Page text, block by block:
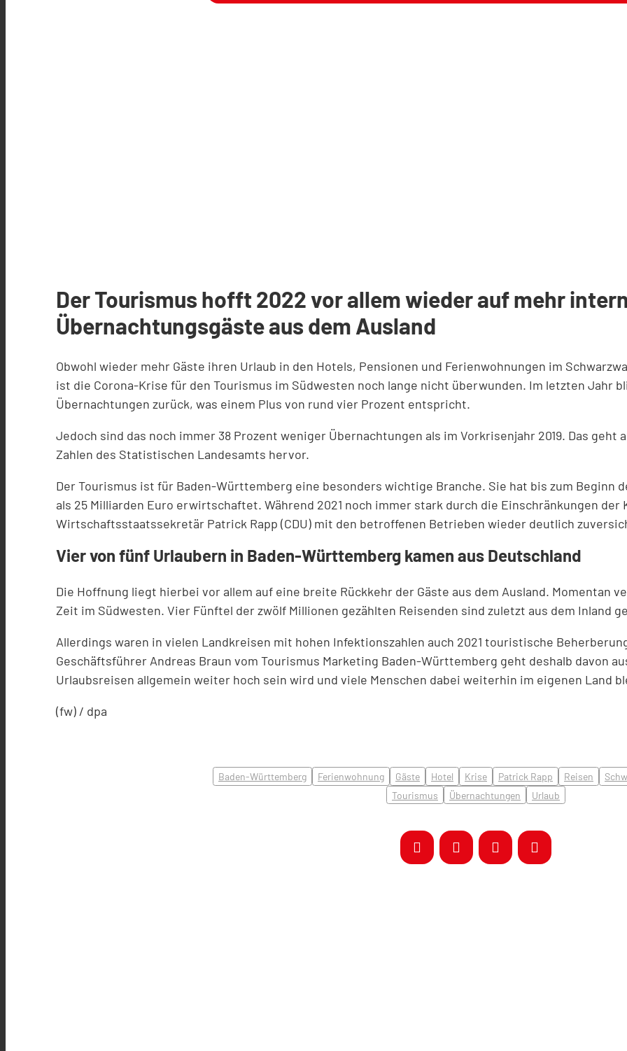
Der Tourismus hofft 2022 vor allem wieder auf mehr
Übernachtungsgäste aus dem Ausland
Obwohl wieder mehr Gäste ihren Urlaub in den Hotels, Pensionen und Ferienwohnungen im
ist die Corona-Krise für den Tourismus im Südwesten noch lange nicht überwunden. Im letzten Jahr
Übernachtungen zurück, was einem Plus von rund vier Prozent entspricht.
Jedoch sind das noch immer 38 Prozent weniger Übernachtungen als im Vorkrisenjahr 2019. Das geht
Zahlen des Statistischen Landesamts hervor.
Der Tourismus ist für Baden-Württemberg eine besonders wichtige Branche. Sie hat bis zum Beginn
als 25 Milliarden Euro erwirtschaftet. Während 2021 noch immer stark durch die Einschränkungen
Wirtschaftsstaatssekretär Patrick Rapp (CDU) mit den betroffenen Betrieben wieder deutlich
Vier von fünf Urlaubern in Baden-Württemberg kamen aus Deutschland
Die Hoffnung liegt hierbei vor allem auf eine breite Rückkehr der Gäste aus dem Ausland. Momentan
Zeit im Südwesten. Vier Fünftel der zwölf Millionen gezählten Reisenden sind zuletzt aus dem Inland
Allerdings waren in vielen Landkreisen mit hohen Infektionszahlen auch 2021 touristische
Geschäftsführer Andreas Braun vom Tourismus Marketing Baden-Württemberg geht deshalb davon
Urlaubsreisen allgemein weiter hoch sein wird und viele Menschen dabei weiterhin im eigenen Land
(fw) / dpa
Baden-Württemberg Ferienwohnung Gäste Hotel Krise Patrick Rapp Reisen
Tourismus
Übernachtungen Urlaub